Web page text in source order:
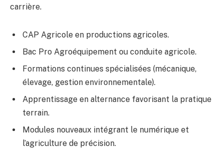
carrière.
CAP Agricole en productions agricoles.
Bac Pro Agroéquipement ou conduite agricole.
Formations continues spécialisées (mécanique,
élevage, gestion environnementale).
Apprentissage en alternance favorisant la pratique
terrain.
Modules nouveaux intégrant le numérique et
l’agriculture de précision.